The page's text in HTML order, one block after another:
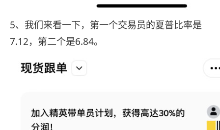
5、我们来看一下，第一个交易员的夏普比率是
7.12，第二个是6.84。